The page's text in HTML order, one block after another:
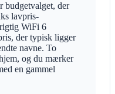
budgetvalget, der
lavpris-
WiFi 6
der typisk ligger
navne. To
og du mærker
en gammel